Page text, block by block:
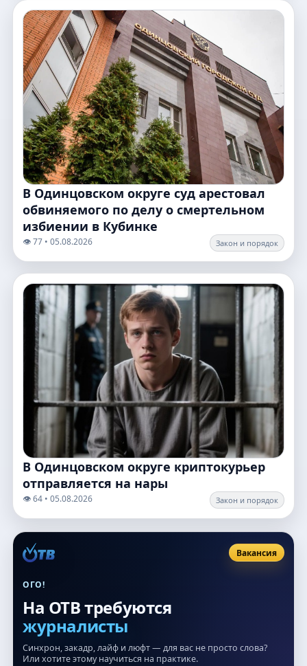
В Одинцовском округе суд арестовал
обвиняемого по делу о смертельном
избиении в Кубинке
👁️ 77 • 05.08.2026 Закон и порядок
В Одинцовском округе криптокурьер
отправляется на нары
👁️ 64 • 05.08.2026 Закон и порядок
Вакансия
ОГО!
На ОТВ требуются
журналисты
Синхрон, закадр, лайф и люфт — для вас не просто слова?
Или хотите этому научиться на практике.